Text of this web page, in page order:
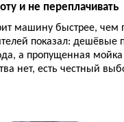
и не переплачивать
машину быстрее, чем
показал: дешёвые
а пропущенная
нет, есть честный